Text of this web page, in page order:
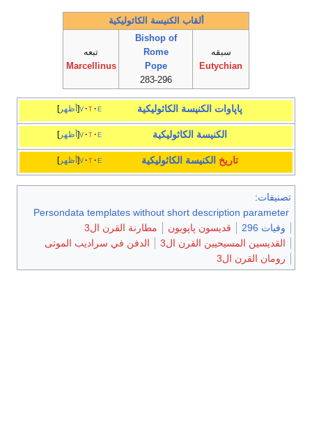
ألقاب الكنيسة الكاثوليكية
سبقه
Eutychian
Bishop of
Rome
Pope
283-296
تبعه
Marcellinus
أظهر v t e پاپاوات الكنيسة الكاثوليكية
أظهر v t e الكنيسة الكاثوليكية
أظهر v t e تاريخ الكنيسة الكاثوليكية
تصنيفات:
Persondata templates without short description parameter
وفيات 296
قديسون پاپويون
مطارنة القرن ال3
القديسين المسيحيين القرن ال3
الدفن في سراديب الموتى
رومان القرن ال3